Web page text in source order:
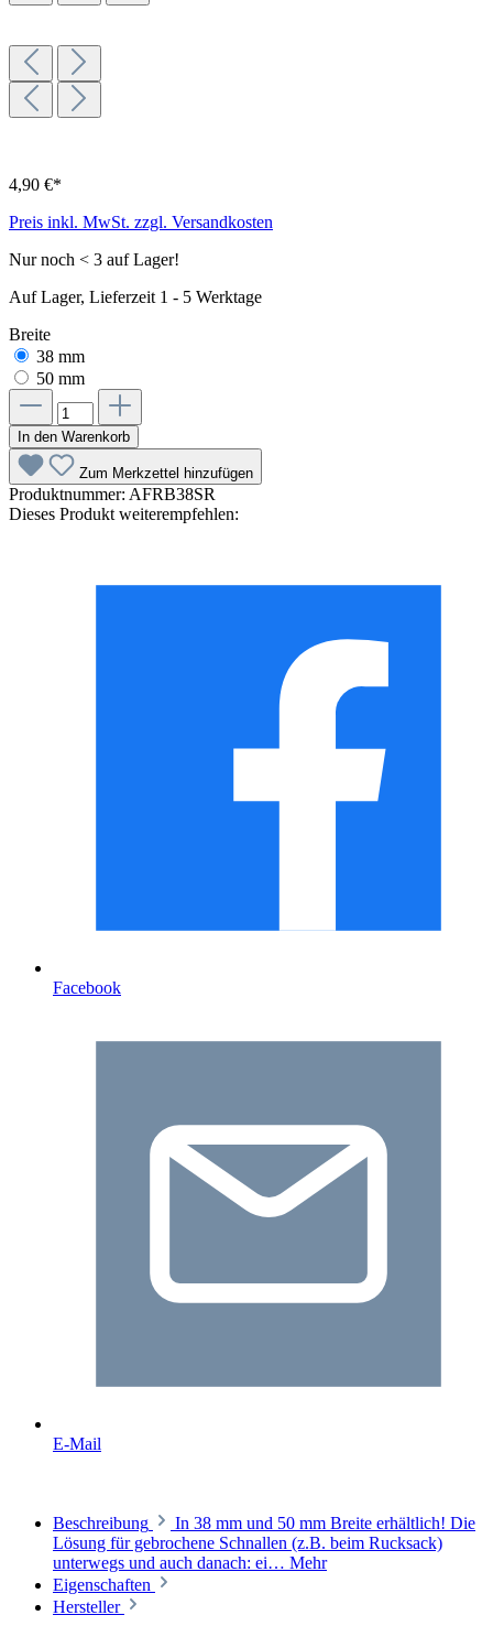
4,90 €*
Preis inkl. MwSt. zzgl. Versandkosten
Nur noch < 3 auf Lager!
Auf Lager, Lieferzeit 1 - 5 Werktage
Breite
38 mm
50 mm
In den Warenkorb
Zum Merkzettel hinzufügen
Produktnummer: AFRB38SR
Dieses Produkt weiterempfehlen:
Facebook
E-Mail
Beschreibung
In 38 mm und 50 mm Breite erhältlich! Die
Lösung für gebrochene Schnallen (z.B. beim Rucksack)
unterwegs und auch danach: ei… Mehr
Eigenschaften
Hersteller